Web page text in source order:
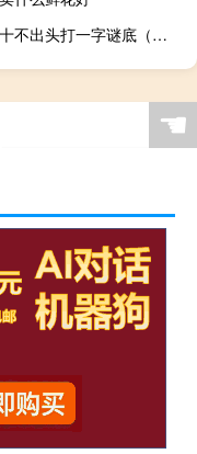
三个十不出头打一字谜底（三个十不出头 打一字）
☚